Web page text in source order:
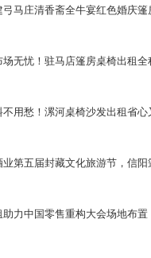
弓马庄清香斋全牛宴红色婚庆篷
无忧！驻马店篷房桌椅出租全
不用愁！漯河桌椅沙发出租省心
助力中国零售重构大会场地布置